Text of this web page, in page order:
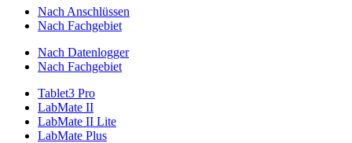
Nach Anschlüssen
Nach Fachgebiet
Nach Datenlogger
Nach Fachgebiet
Tablet3 Pro
LabMate II
LabMate II Lite
LabMate Plus